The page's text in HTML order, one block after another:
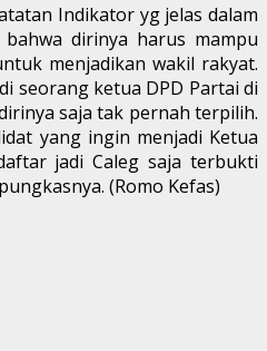
Indikator yg jelas dalam
dirinya harus mampu
menjadikan wakil rakyat.
seorang ketua DPD Partai di
saja tak pernah terpilih.
yang ingin menjadi Ketua
jadi Caleg saja terbukti
(Romo Kefas)